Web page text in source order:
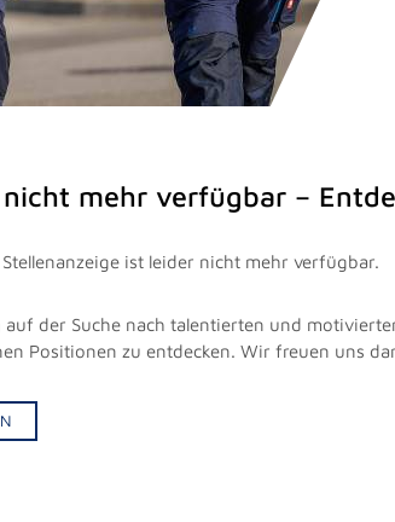
mehr verfügbar –
ist leider nicht mehr verfügbar.
der Suche nach talentierten und
Positionen zu entdecken. Wir freuen uns